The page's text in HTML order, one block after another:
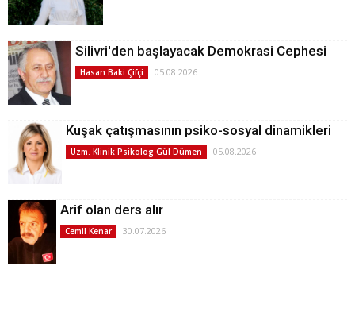
Silivri'den başlayacak Demokrasi Cephesi
Hasan Baki Çifçi 05.08.2026
Kuşak çatışmasının psiko-sosyal dinamikleri
Uzm. Klinik Psikolog Gül Dümen 05.08.2026
Arif olan ders alır
Cemil Kenar 30.07.2026